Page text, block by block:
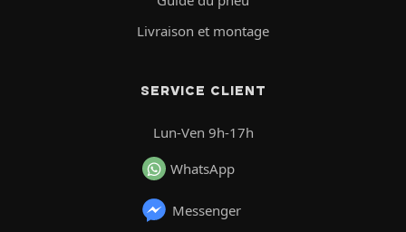
Livraison et montage
SERVICE CLIENT
Lun-Ven 9h-17h
WhatsApp
Messenger